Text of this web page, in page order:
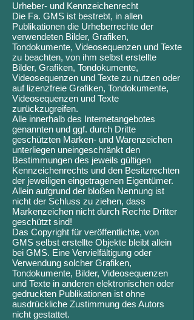
Urheber- und Kennzeichenrecht
Die Fa. GMS ist bestrebt, in allen
Publikationen die Urheberrechte der
verwendeten Bilder, Grafiken,
Tondokumente, Videosequenzen und Texte
zu beachten, von ihm selbst erstellte
Bilder, Grafiken, Tondokumente,
Videosequenzen und Texte zu nutzen oder
auf lizenzfreie Grafiken, Tondokumente,
Videosequenzen und Texte
zurückzugreifen.
Alle innerhalb des Internetangebotes
genannten und ggf. durch Dritte
geschützten Marken- und Warenzeichen
unterliegen uneingeschränkt den
Bestimmungen des jeweils gültigen
Kennzeichenrechts und den Besitzrechten
der jeweiligen eingetragenen Eigentümer.
Allein aufgrund der bloßen Nennung ist
nicht der Schluss zu ziehen, dass
Markenzeichen nicht durch Rechte Dritter
geschützt sind!
Das Copyright für veröffentlichte, von
GMS selbst erstellte Objekte bleibt allein
bei GMS. Eine Vervielfältigung oder
Verwendung solcher Grafiken,
Tondokumente, Bilder, Videosequenzen
und Texte in anderen elektronischen oder
gedruckten Publikationen ist ohne
ausdrückliche Zustimmung des Autors
nicht gestattet.